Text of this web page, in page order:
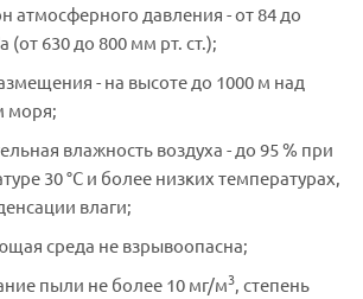
атмосферного давления - от 84 до
(от 630 до 800 мм рт. ст.);
- на высоте до 1000 м над
моря;
влажность воздуха - до 95 % при
30 °С и более низких температурах,
влаги;
среда не взрывоопасна;
пыли не более 10 мг/м3, степень